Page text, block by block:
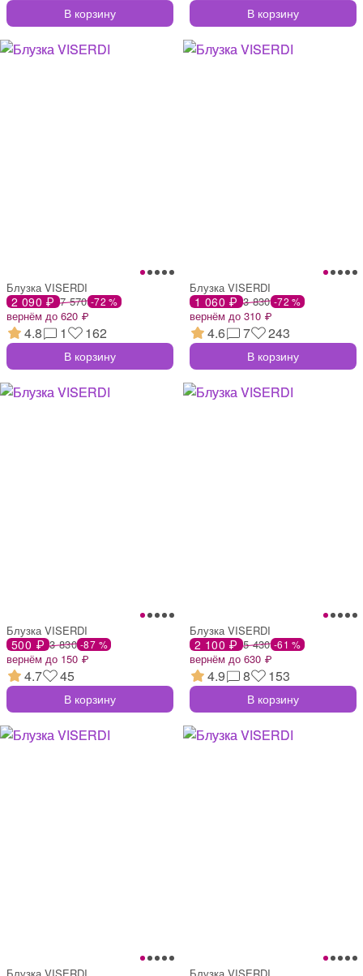
В корзину В корзину
Блузка VISERDI
2 090 ₽ 7 570 -72 %
вернём до 620 ₽
4.8 1 162
В корзину
Блузка VISERDI
1 060 ₽ 3 830 -72 %
вернём до 310 ₽
4.6 7 243
В корзину
Блузка VISERDI
500 ₽ 3 830 -87 %
вернём до 150 ₽
4.7 45
В корзину
Блузка VISERDI
2 100 ₽ 5 430 -61 %
вернём до 630 ₽
4.9 8 153
В корзину
Блузка VISERDI Блузка VISERDI